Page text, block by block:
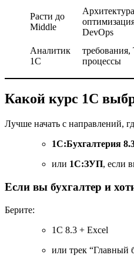
Расти до
Middle
DevOps
Аналитик
1С
требования,
процессы
Какой курс 1С
Лучше начать с направлений,
1С:Бухгалтерия
или 1С:ЗУП, если
Если вы бухгалтер и
Берите:
1С 8.3 + Excel
или трек “Главный